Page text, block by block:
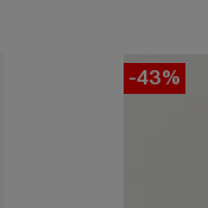
-43%